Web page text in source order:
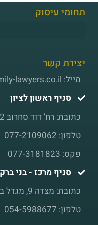
תחומי עיסוק
יצירת קשר
מייל: Kulyo@family-lawyers.co.il
סניף ראשון לציון
כתובת: רח’ דוד סחרוב 22, ראשון לציון
טלפון: 077-2109062
פקס: 077-3181823
סניף מרכז - בני ברק
כתובת: מצדה 9, מגדל ב.ס.ר 3, בני ברק
טלפון: 054-5988677